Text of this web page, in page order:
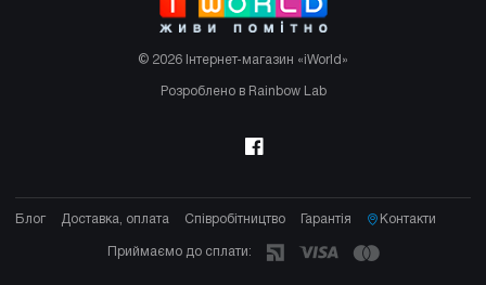
© 2026 Інтернет-магазин «iWorld»
Розроблено в Rainbow Lab
Блог Доставка, оплата Співробітництво Гарантія Контакти
Приймаємо до сплати: